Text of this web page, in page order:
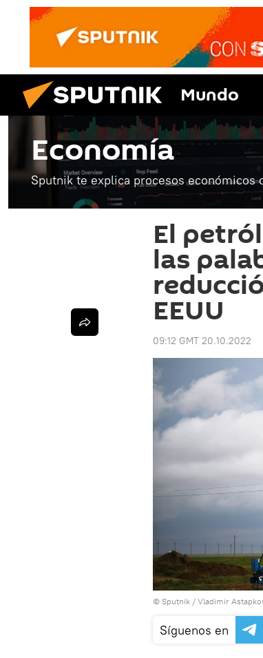
Mundo
Economía
Sputnik te explica procesos económicos
El
las
EEUU
09:12 GMT 20.10.2022
© Sputnik / Vladimir
Síguenos en